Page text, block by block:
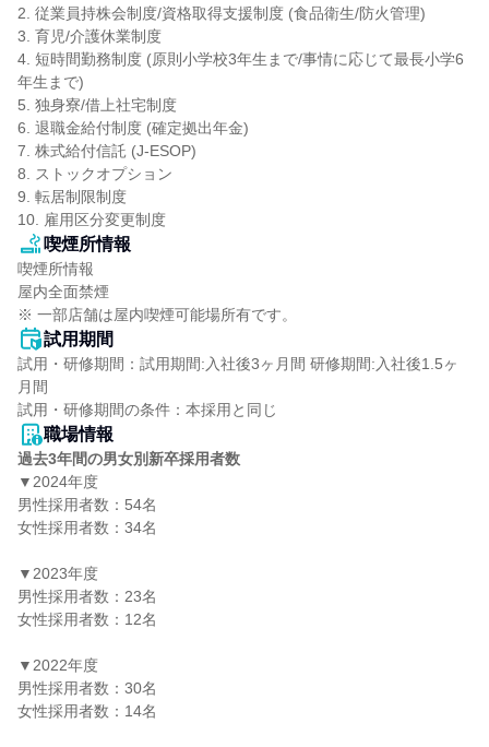
2. 従業員持株会制度/資格取得支援制度 (食品衛生/防火管理)
3. 育児/介護休業制度
4. 短時間勤務制度 (原則小学校3年生まで/事情に応じて最長小学6
年生まで)
5. 独身寮/借上社宅制度
6. 退職金給付制度 (確定拠出年金)
7. 株式給付信託 (J-ESOP)
8. ストックオプション
9. 転居制限制度
10. 雇用区分変更制度
喫煙所情報
喫煙所情報
屋内全面禁煙
※ 一部店舗は屋内喫煙可能場所有です。
試用期間
試用・研修期間：試用期間:入社後3ヶ月間 研修期間:入社後1.5ヶ
月間
職場情報
過去3年間の男女別新卒採用者数
▼2024年度
男性採用者数：54名
女性採用者数：34名
▼2023年度
男性採用者数：23名
女性採用者数：12名
▼2022年度
男性採用者数：30名
女性採用者数：14名